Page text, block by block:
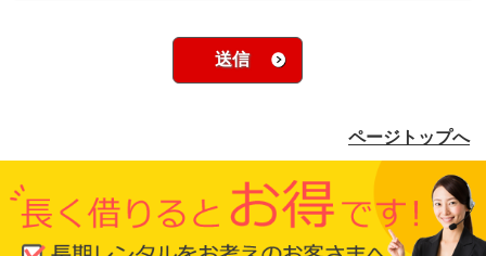
送信
ページトップへ